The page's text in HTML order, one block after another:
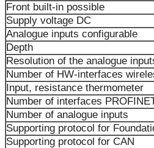
Front built-in possible
Supply voltage DC
Analogue inputs configurable
Depth
Resolution of the analogue
Number of HW-interfaces
Input, resistance thermometer
Number of interfaces
Number of analogue inputs
Supporting protocol for
Supporting protocol for CAN